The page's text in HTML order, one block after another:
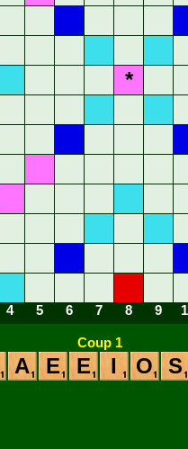
*
4 5 6 7 8 9
Coup 1
A E E I O S